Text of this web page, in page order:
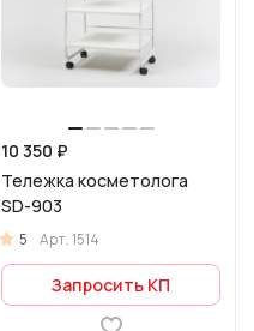
10 350 ₽
Тележка косметолога
SD-903
5 Арт.1514
Запросить КП